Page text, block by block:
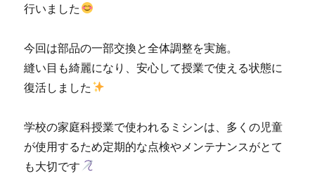
ミ
シ
販
専
行いました
今回は部品の一部交換と全体調整を実施。
縫い目も綺麗になり、安心して授業で使える状態に
復活しました
学校の家庭科授業で使われるミシンは、多くの児童
が使用するため定期的な点検やメンテナンスがとて
も大切です